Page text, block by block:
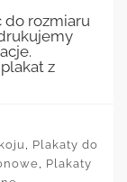
do rozmiaru
z
Plakaty do
Plakaty